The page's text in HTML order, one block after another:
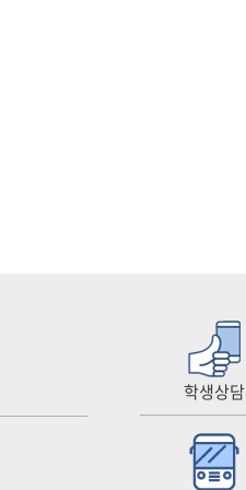
학생상담